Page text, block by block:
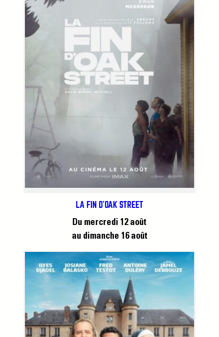
LA FIN D’OAK STREET
Du mercredi 12 août
au dimanche 16 août